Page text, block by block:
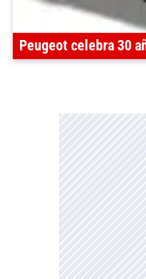
Peugeot celebra 30